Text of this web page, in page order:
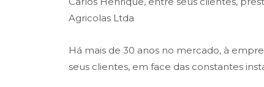
Agricolas Ltda
Há mais de 30 anos no mercado, à
seus clientes, em face das constantes